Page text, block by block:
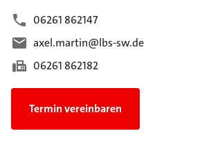
06261 862147
axel.martin@lbs-sw.de
06261 862182
Termin vereinbaren